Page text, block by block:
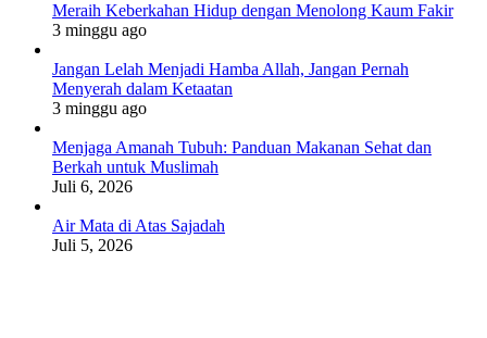
Meraih Keberkahan Hidup dengan Menolong Kaum Fakir
3 minggu ago
Jangan Lelah Menjadi Hamba Allah, Jangan Pernah
Menyerah dalam Ketaatan
3 minggu ago
Menjaga Amanah Tubuh: Panduan Makanan Sehat dan
Berkah untuk Muslimah
Juli 6, 2026
Air Mata di Atas Sajadah
Juli 5, 2026